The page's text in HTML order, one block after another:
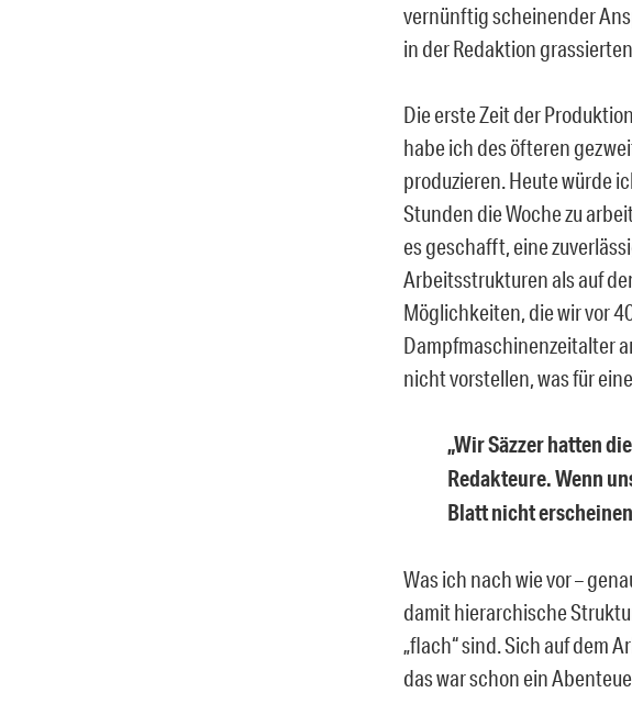
vernünftig scheinender
in der Redaktion
Die erste Zeit der
habe ich des öfteren
produzieren. Heute würde
Stunden die Woche zu
es geschafft, eine
Arbeitsstrukturen als auf
Möglichkeiten, die wir vor
Dampfmaschinenzeitalter
nicht vorstellen, was für
„Wir Säzzer hatten
Redakteure. Wenn
Blatt nicht
Was ich nach wie vor –
damit hierarchische
„flach“ sind. Sich auf dem
das war schon ein